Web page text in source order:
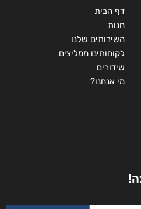
דף הבית
חנות
השירותים שלנו
לקוחותינו ממליצים
שידורים
מי אנחנו?